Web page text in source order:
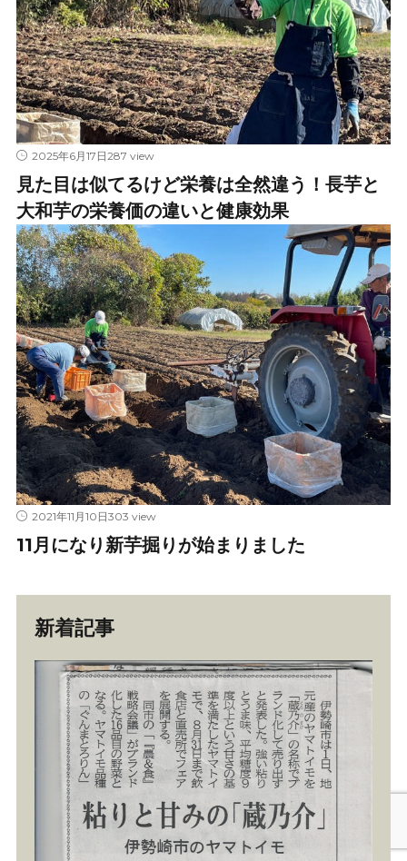
2025年6月17日287 view
見た目は似てるけど栄養は全然違う！長芋と
大和芋の栄養価の違いと健康効果
2021年11月10日303 view
11月になり新芋掘りが始まりました
新着記事